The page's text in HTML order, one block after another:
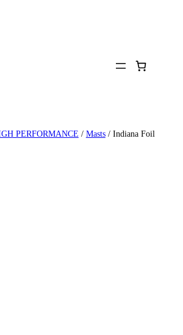
PERFORMANCE / Masts/ Indiana Foil